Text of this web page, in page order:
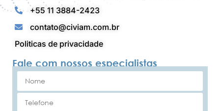
+55 11 3884-2423
contato@civiam.com.br
Politicas de privacidade
Fale com nossos especialistas